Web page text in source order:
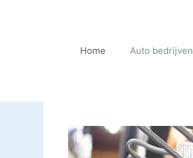
Home Auto bedrijven